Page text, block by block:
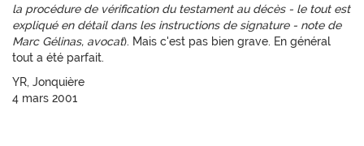
la procédure de vérification du testament au décès - le tout est
expliqué en détail dans les instructions de signature - note de
Marc Gélinas, avocat). Mais c'est pas bien grave. En général
tout a été parfait.
YR, Jonquière
4 mars 2001